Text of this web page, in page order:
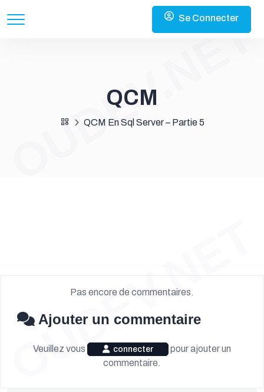
Se Connecter
QCM
QCM En Sql Server – Partie 5
Pas encore de commentaires.
Ajouter un commentaire
Veuillez vous connecter
pour ajouter un
commentaire.
OUDEV.NET
OUDEV.NET